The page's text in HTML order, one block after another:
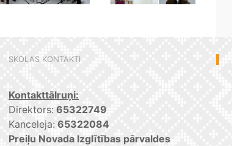
SKOLAS KONTAKTI
Kontakttālruņi:
Direktors: 65322749
Kanceleja: 65322084
Preiļu Novada Izglītības pārvaldes